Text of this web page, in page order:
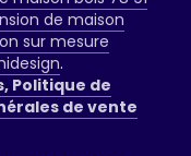
de maison
sur mesure
.
Politique de
de vente